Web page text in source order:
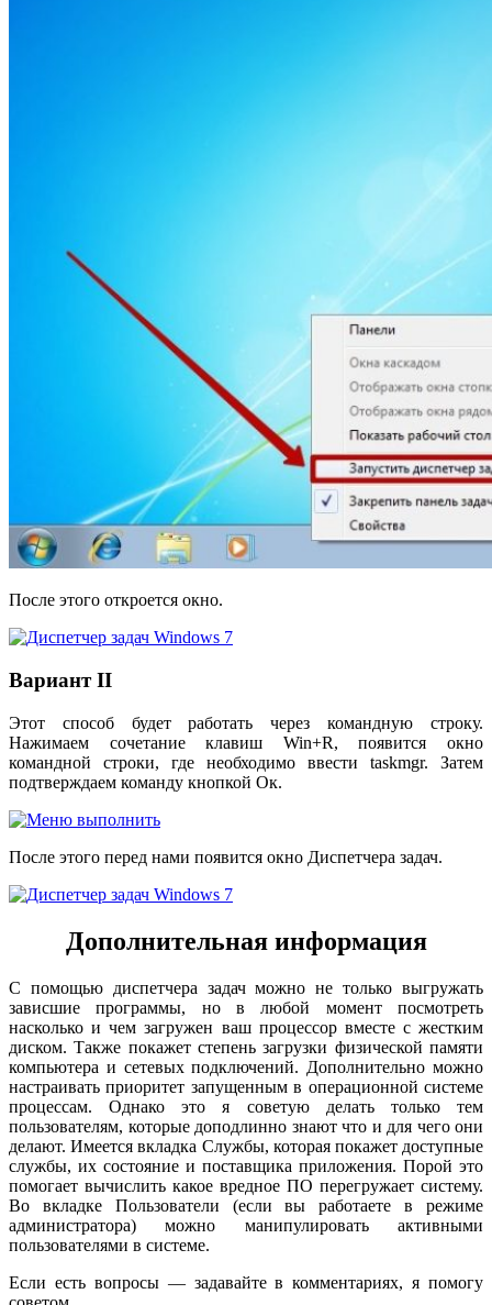
После этого откроется окно.
Вариант II
Этот способ будет работать через командную строку.
Нажимаем сочетание клавиш Win+R, появится окно
командной строки, где необходимо ввести taskmgr. Затем
подтверждаем команду кнопкой Ок.
После этого перед нами появится окно Диспетчера задач.
Дополнительная информация
С помощью диспетчера задач можно не только выгружать
зависшие программы, но в любой момент посмотреть
насколько и чем загружен ваш процессор вместе с жестким
диском. Также покажет степень загрузки физической памяти
компьютера и сетевых подключений. Дополнительно можно
настраивать приоритет запущенным в операционной системе
процессам. Однако это я советую делать только тем
пользователям, которые доподлинно знают что и для чего они
делают. Имеется вкладка Службы, которая покажет доступные
службы, их состояние и поставщика приложения. Порой это
помогает вычислить какое вредное ПО перегружает систему.
Во вкладке Пользователи (если вы работаете в режиме
администратора) можно манипулировать активными
пользователями в системе.
Если есть вопросы — задавайте в комментариях, я помогу